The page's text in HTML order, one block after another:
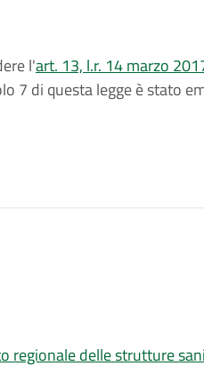
l'art. 13, l.r. 14 marzo
7 di questa legge è stato
regionale delle strutture